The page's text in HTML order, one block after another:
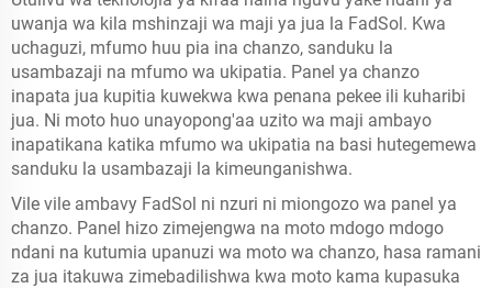
uwanja wa kila mshinzaji wa maji ya jua la FadSol. Kwa
uchaguzi, mfumo huu pia ina chanzo, sanduku la
usambazaji na mfumo wa ukipatia. Panel ya chanzo
inapata jua kupitia kuwekwa kwa penana pekee ili kuharibi
jua. Ni moto huo unayopong'aa uzito wa maji ambayo
inapatikana katika mfumo wa ukipatia na basi hutegemewa
sanduku la usambazaji la kimeunganishwa.
Vile vile ambavy FadSol ni nzuri ni miongozo wa panel ya
chanzo. Panel hizo zimejengwa na moto mdogo mdogo
ndani na kutumia upanuzi wa moto wa chanzo, hasa ramani
za jua itakuwa zimebadilishwa kwa moto kama kupasuka